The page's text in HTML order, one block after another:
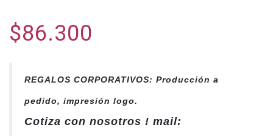
$86.300
REGALOS CORPORATIVOS: Producción a
pedido, impresión logo.
Cotiza con nosotros ! mail: